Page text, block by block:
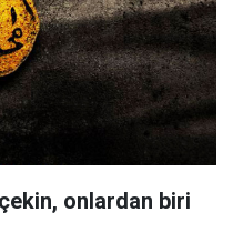
onlardan biri